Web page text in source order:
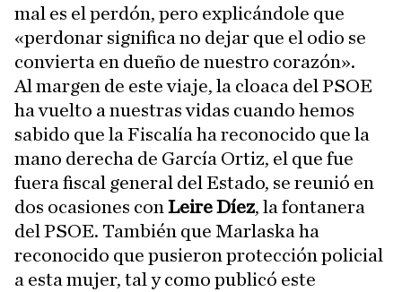
mal es el perdón, pero explicándole que
«perdonar significa no dejar que el odio se
convierta en dueño de nuestro corazón».
Al margen de este viaje, la cloaca del PSOE
ha vuelto a nuestras vidas cuando hemos
sabido que la Fiscalía ha reconocido que la
mano derecha de García Ortiz, el que fue
fuera fiscal general del Estado, se reunió en
dos ocasiones con Leire Díez, la fontanera
del PSOE. También que Marlaska ha
reconocido que pusieron protección policial
a esta mujer, tal y como publicó este